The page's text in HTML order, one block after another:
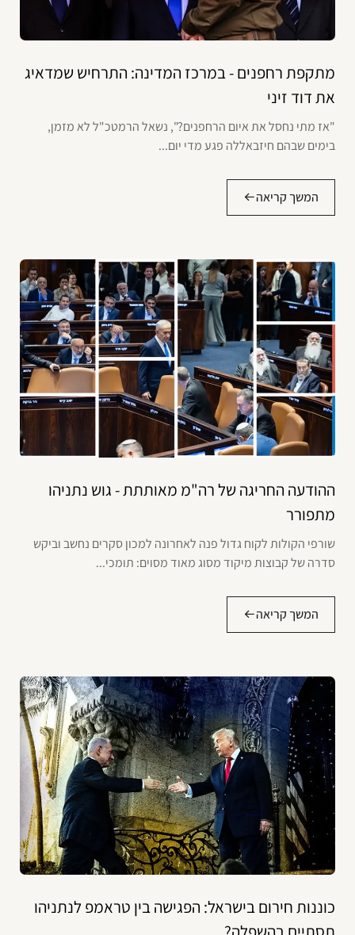
מתקפת רחפנים - במרכז המדינה: התרחיש שמדאיג
את דוד זיני
"אז מתי נחסל את איום הרחפנים?", נשאל הרמטכ"ל לא מזמן,
בימים שבהם חיזבאללה פגע מדי יום...
המשך קריאה
ההודעה החריגה של רה"מ מאותתת - גוש נתניהו
מתפורר
שורפי הקולות לקוח גדול פנה לאחרונה למכון סקרים נחשב וביקש
סדרה של קבוצות מיקוד מסוג מאוד מסוים: תומכי...
המשך קריאה
כוננות חירום בישראל: הפגישה בין טראמפ לנתניהו